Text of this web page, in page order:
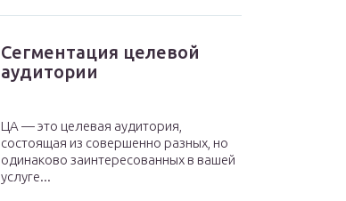
Сегментация целевой
аудитории
ЦА — это целевая аудитория,
состоящая из совершенно разных, но
одинаково заинтересованных в вашей
услуге...